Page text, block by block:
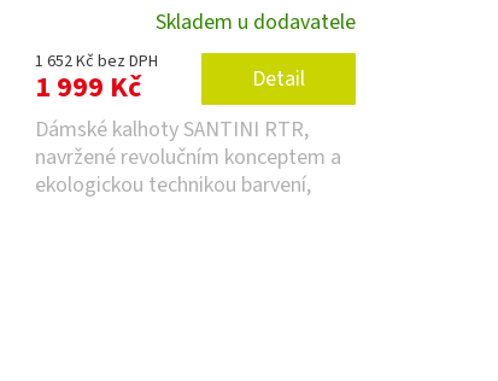
Skladem u dodavatele
1 652 Kč bez DPH
1 999 Kč
Detail
Dámské kalhoty SANTINI RTR,
navržené revolučním konceptem a
ekologickou technikou barvení,